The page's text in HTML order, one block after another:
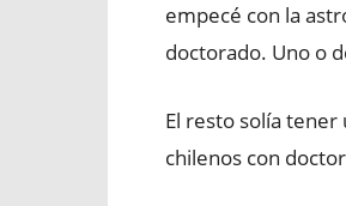
empecé con la
doctorado. Uno o
El resto solía tener
chilenos con